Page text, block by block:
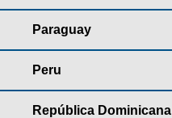
Paraguay
Peru
República Dominicana